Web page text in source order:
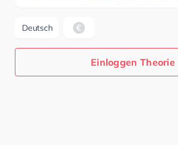
Deutsch
Einloggen Theorie